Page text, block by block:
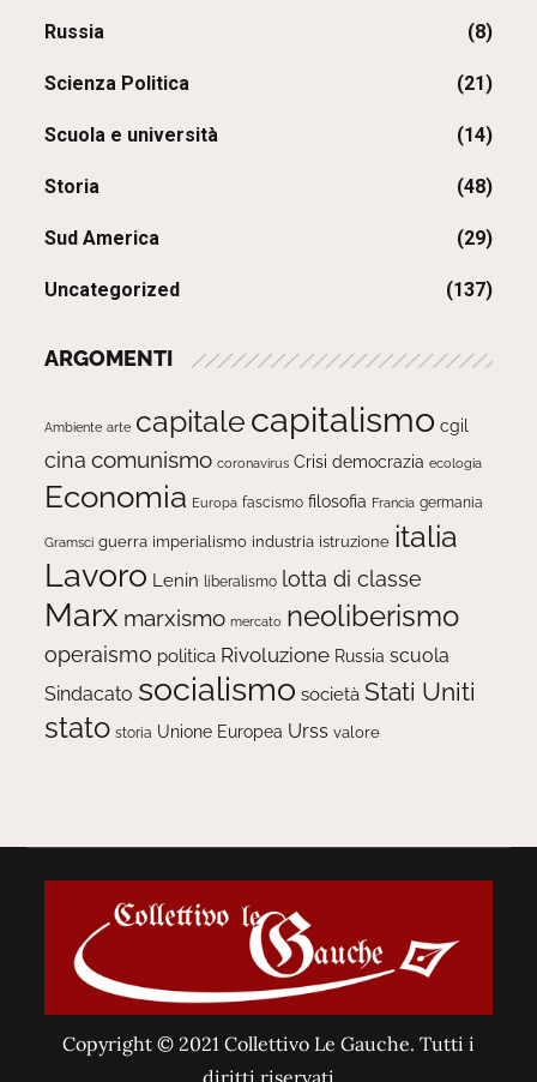
Russia (8)
Scienza Politica (21)
Scuola e università (14)
Storia (48)
Sud America (29)
Uncategorized (137)
ARGOMENTI
Ambiente arte capitale capitalismo cgil
cina comunismo coronavirus Crisi democrazia ecologia
Economia Europa fascismo filosofia Francia germania
Gramsci guerra imperialismo industria istruzione italia
Lavoro Lenin liberalismo lotta di classe
Marx marxismo mercato neoliberismo
operaismo politica Rivoluzione Russia scuola
Sindacato socialismo società Stati Uniti
stato storia Unione Europea Urss valore
Copyright © 2021 Collettivo Le Gauche. Tutti i
diritti riservati